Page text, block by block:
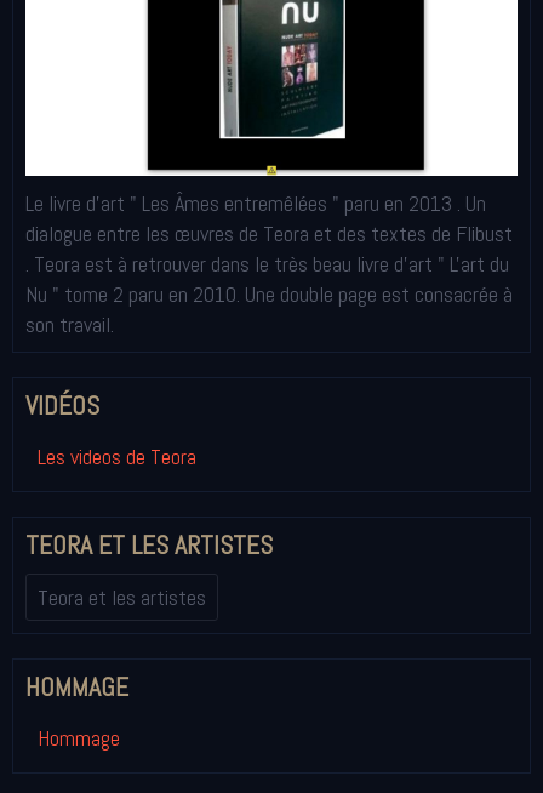
Le livre d'art " Les Âmes entremêlées " paru en 2013 . Un
dialogue entre les œuvres de Teora et des textes de Flibust
. Teora est à retrouver dans le très beau livre d'art " L'art du
Nu " tome 2 paru en 2010. Une double page est consacrée à
son travail.
VIDÉOS
Les videos de Teora
TEORA ET LES ARTISTES
Teora et les artistes
HOMMAGE
Hommage